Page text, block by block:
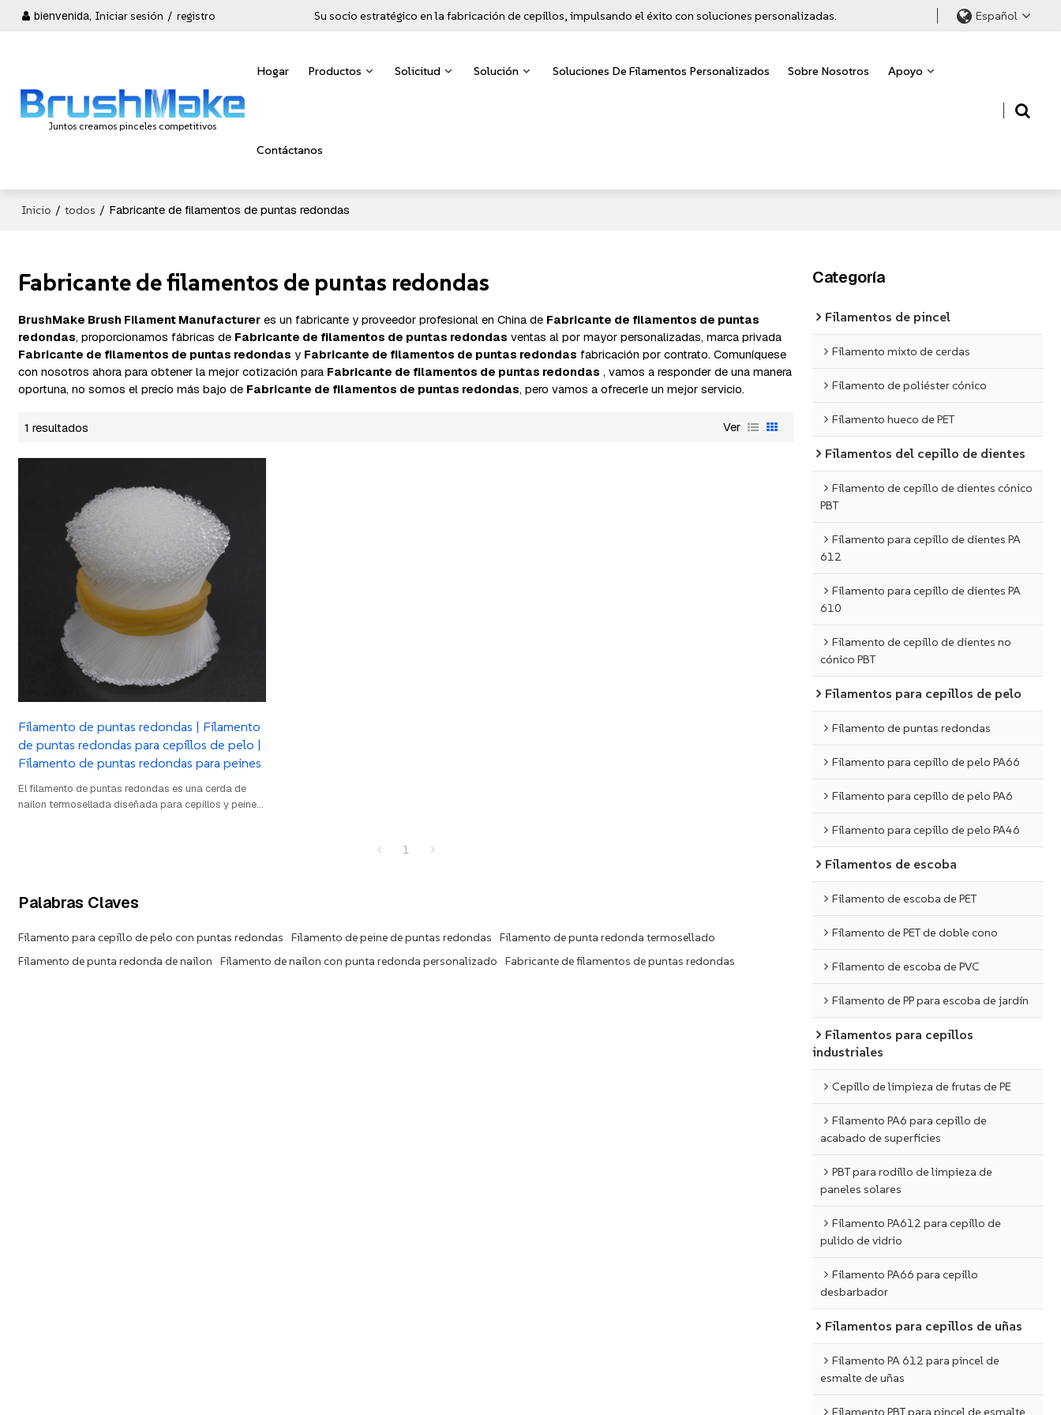
bienvenida, Iniciar sesión / registro Su socio estratégico en la fabricación de cepillos, impulsando el éxito con soluciones personalizadas. Español
Juntos creamos pinceles competitivos
Hogar Productos Solicitud Solución Soluciones De Filamentos Personalizados Sobre Nosotros Apoyo
Contáctanos
Inicio / todos / Fabricante de filamentos de puntas redondas
Fabricante de filamentos de puntas redondas
BrushMake Brush Filament Manufacturer es un fabricante y proveedor profesional en China de Fabricante de filamentos de puntas
redondas, proporcionamos fábricas de Fabricante de filamentos de puntas redondas ventas al por mayor personalizadas, marca privada
Fabricante de filamentos de puntas redondas y Fabricante de filamentos de puntas redondas fabricación por contrato. Comuníquese
con nosotros ahora para obtener la mejor cotización para Fabricante de filamentos de puntas redondas , vamos a responder de una manera
oportuna, no somos el precio más bajo de Fabricante de filamentos de puntas redondas, pero vamos a ofrecerle un mejor servicio.
1 resultados Ver
Filamento de puntas redondas | Filamento
de puntas redondas para cepillos de pelo |
Filamento de puntas redondas para peines
El filamento de puntas redondas es una cerda de
nailon termosellada diseñada para cepillos y peines.
primera calidad.
1
Palabras Claves
Filamento para cepillo de pelo con puntas redondas Filamento de peine de puntas redondas
Filamento de punta redonda termosellado
Filamento de punta redonda de nailon
Filamento de nailon con punta redonda personalizado Fabricante de filamentos de puntas redondas
Categoría
Filamentos de pincel
Filamento mixto de cerdas
Filamento de poliéster cónico
Filamento hueco de PET
Filamentos del cepillo de dientes
Filamento de cepillo de dientes cónico
PBT
Filamento para cepillo de dientes PA
612
Filamento para cepillo de dientes PA
610
Filamento de cepillo de dientes no
cónico PBT
Filamentos para cepillos de pelo
Filamento de puntas redondas
Filamento para cepillo de pelo PA66
Filamento para cepillo de pelo PA6
Filamento para cepillo de pelo PA46
Filamentos de escoba
Filamento de escoba de PET
Filamento de PET de doble cono
Filamento de escoba de PVC
Filamento de PP para escoba de jardín
Filamentos para cepillos
industriales
Cepillo de limpieza de frutas de PE
Filamento PA6 para cepillo de
acabado de superficies
PBT para rodillo de limpieza de
paneles solares
Filamento PA612 para cepillo de
pulido de vidrio
Filamento PA66 para cepillo
desbarbador
Filamentos para cepillos de uñas
Filamento PA 612 para pincel de
esmalte de uñas
Filamento PBT para pincel de esmalte